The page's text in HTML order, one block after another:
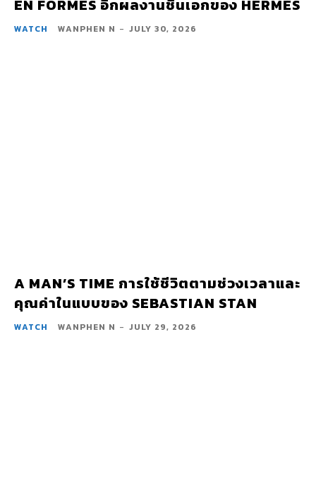
EN FORMES อีกผลงานชิ้นเอกของ HERMÈS
WATCH WANPHEN N - JULY 30, 2026
A MAN’S TIME การใช้ชีวิตตามช่วงเวลาและ
คุณค่าในแบบของ SEBASTIAN STAN
WATCH WANPHEN N - JULY 29, 2026